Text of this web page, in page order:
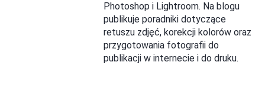
Photoshop i Lightroom. Na blogu
publikuje poradniki dotyczące
retuszu zdjęć, korekcji kolorów oraz
przygotowania fotografii do
publikacji w internecie i do druku.